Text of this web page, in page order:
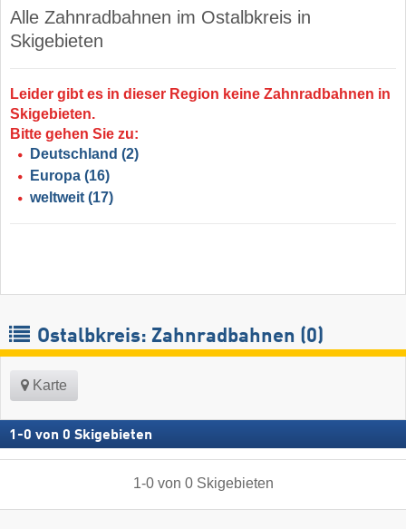
Alle Zahnradbahnen im Ostalbkreis in
Skigebieten
Leider gibt es in dieser Region keine Zahnradbahnen in
Skigebieten.
Bitte gehen Sie zu:
Deutschland (2)
Europa (16)
weltweit (17)
Ostalbkreis: Zahnradbahnen (0)
Karte
1 -0 von 0 Skigebieten
1-0von 0 Skigebieten